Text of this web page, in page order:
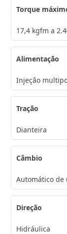
Torque
17,4 kgfm a
Alimentação
Injeção
Tração
Dianteira
Câmbio
Automático de
Direção
Hidráulica